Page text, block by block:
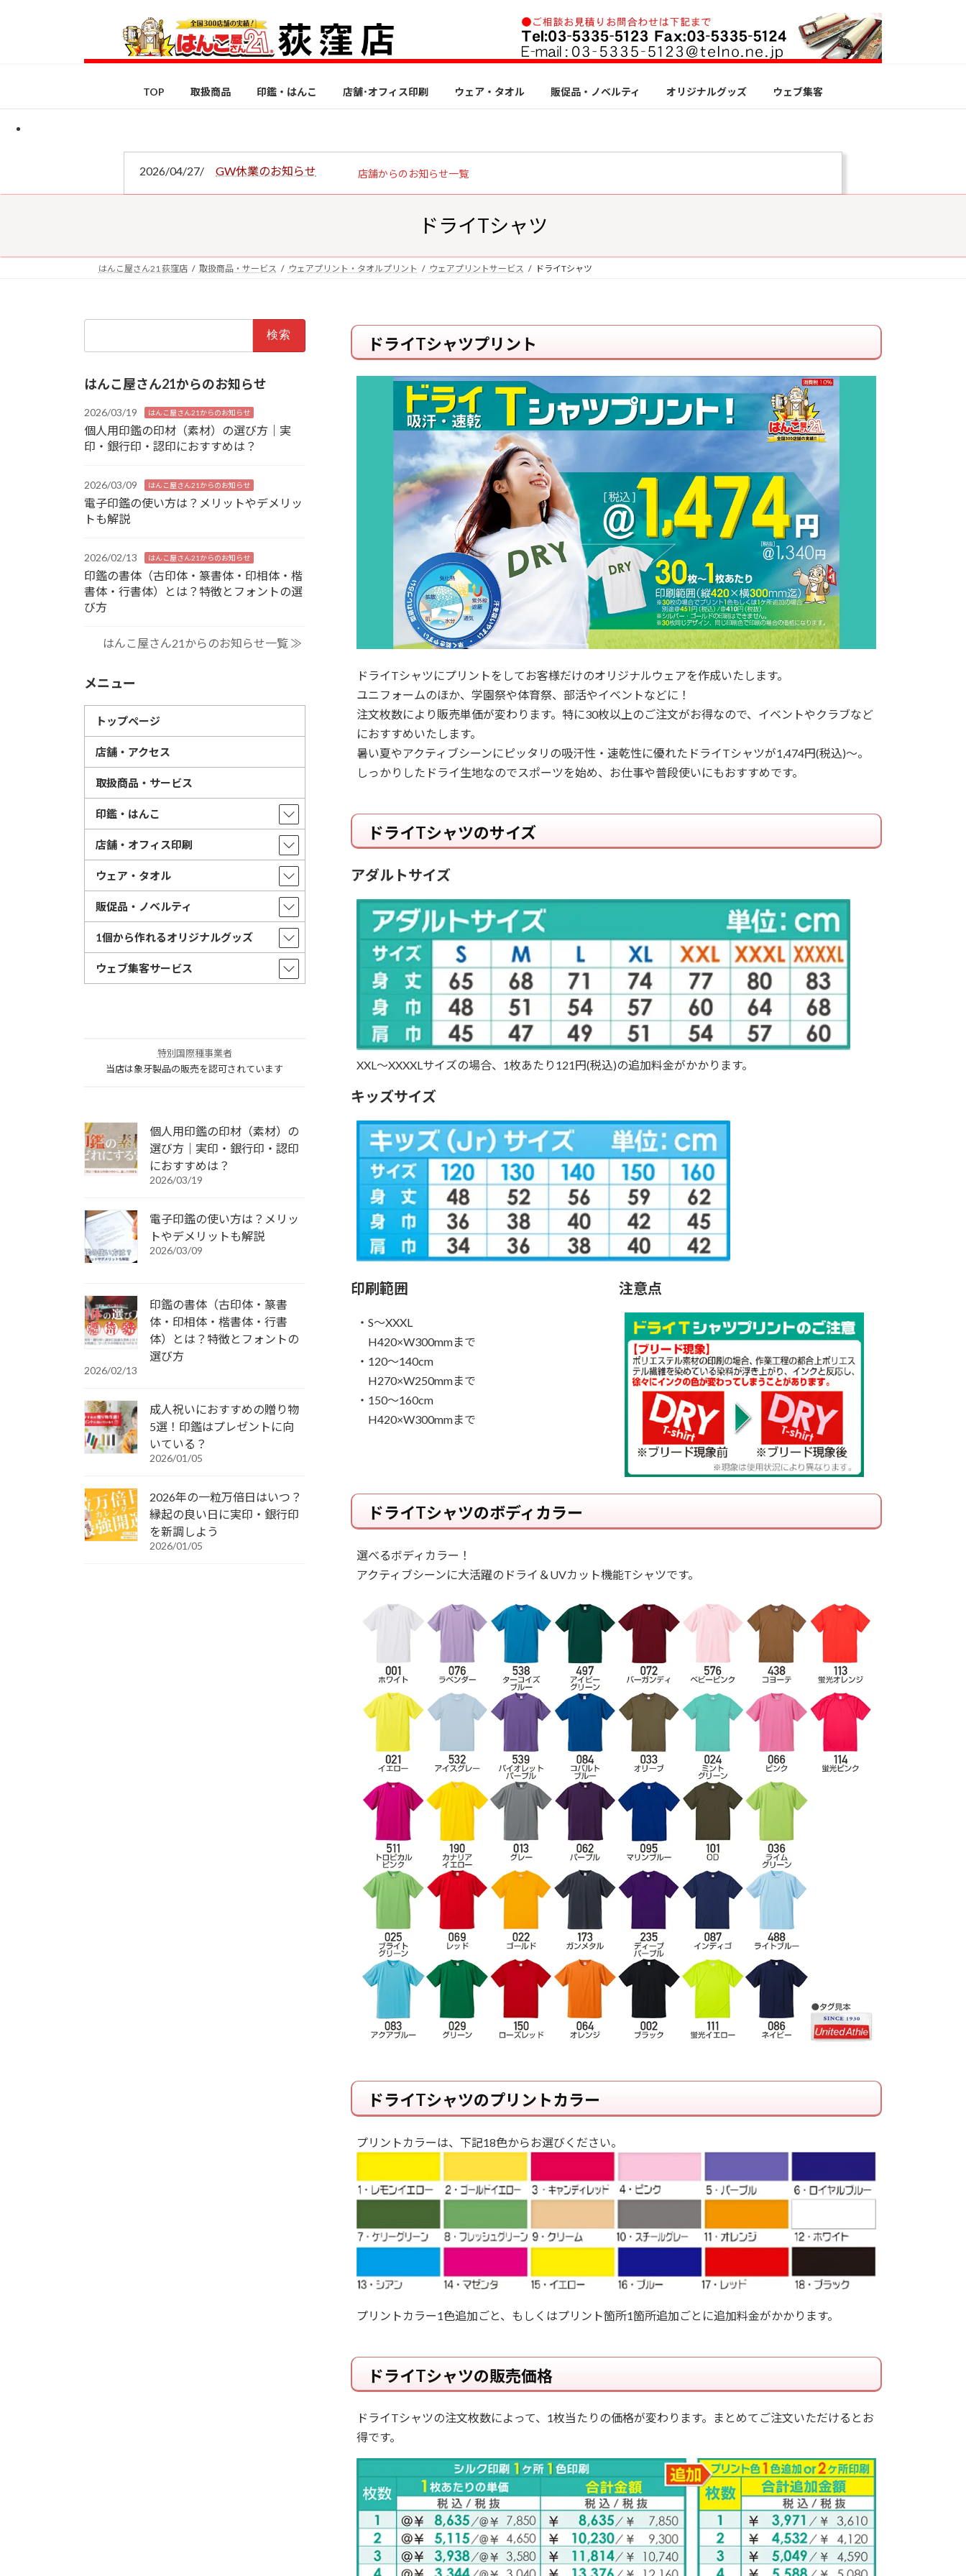
ス
ン
TOP 取扱商品 印鑑・はんこ 店舗･オフィス印刷 ウェア・タオル 販促品・ノベルティ オリジナルグッズ ウェブ集客
2026/04/27/ GW休業のお知らせ 店舗からのお知らせ一覧
ドライTシャツ
はんこ屋さん21 荻窪店 取扱商品・サービス ウェアプリント・タオルプリント ウェアプリントサービス ドライTシャツ
ドライTシャツプリント
ドライTシャツにプリントをしてお客様だけのオリジナルウェアを作成いたします。
ユニフォームのほか、学園祭や体育祭、部活やイベントなどに！
注文枚数により販売単価が変わります。特に30枚以上のご注文がお得なので、イベントやクラブなど
におすすめいたします。
暑い夏やアクティブシーンにピッタリの吸汗性・速乾性に優れたドライTシャツが1,474円(税込)～。
しっかりしたドライ生地なのでスポーツを始め、お仕事や普段使いにもおすすめです。
ドライTシャツのサイズ
アダルトサイズ
XXL～XXXXLサイズの場合、1枚あたり121円(税込)の追加料金がかかります。
キッズサイズ
印刷範囲
・S～XXXL
H420×W300mmまで
・120～140cm
H270×W250mmまで
・150～160cm
H420×W300mmまで
注意点
ドライTシャツのボディカラー
選べるボディカラー！
アクティブシーンに大活躍のドライ＆UVカット機能Tシャツです。
ドライTシャツのプリントカラー
プリントカラーは、下記18色からお選びください。
プリントカラー1色追加ごと、もしくはプリント箇所1箇所追加ごとに追加料金がかかります。
ドライTシャツの販売価格
ドライTシャツの注文枚数によって、1枚当たりの価格が変わります。まとめてご注文いただけるとお
得です。
はんこ屋さん21からのお知らせ
2026/03/19 はんこ屋さん21からのお知らせ
個人用印鑑の印材（素材）の選び方｜実
印・銀行印・認印におすすめは？
2026/03/09 はんこ屋さん21からのお知らせ
電子印鑑の使い方は？メリットやデメリッ
トも解説
2026/02/13 はんこ屋さん21からのお知らせ
印鑑の書体（古印体・篆書体・印相体・楷
書体・行書体）とは？特徴とフォントの選
び方
はんこ屋さん21からのお知らせ一覧 ≫
メニュー
トップページ
店舗・アクセス
取扱商品・サービス
印鑑・はんこ
店舗・オフィス印刷
ウェア・タオル
販促品・ノベルティ
1個から作れるオリジナルグッズ
ウェブ集客サービス
特別国際種事業者
当店は象牙製品の販売を認可されています
個人用印鑑の印材（素材）の
選び方｜実印・銀行印・認印
におすすめは？
2026/03/19
電子印鑑の使い方は？メリッ
トやデメリットも解説
2026/03/09
印鑑の書体（古印体・篆書
体・印相体・楷書体・行書
体）とは？特徴とフォントの
選び方
2026/02/13
成人祝いにおすすめの贈り物
5選！印鑑はプレゼントに向
いている？
2026/01/05
2026年の一粒万倍日はいつ？
縁起の良い日に実印・銀行印
を新調しよう
2026/01/05